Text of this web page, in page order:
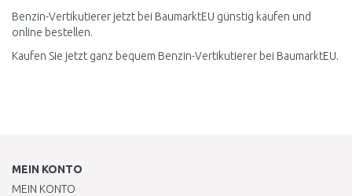
Benzin-Vertikutierer jetzt bei BaumarktEU günstig kaufen und
online bestellen.
Kaufen Sie jetzt ganz bequem Benzin-Vertikutierer bei BaumarktEU.
MEIN KONTO
MEIN KONTO